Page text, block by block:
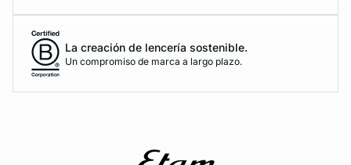
La creación de lencería sostenible.
Un compromiso de marca a largo plazo.